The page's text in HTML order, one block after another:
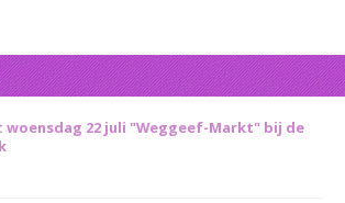
woensdag 22 juli "Weggeef-Markt" bij de